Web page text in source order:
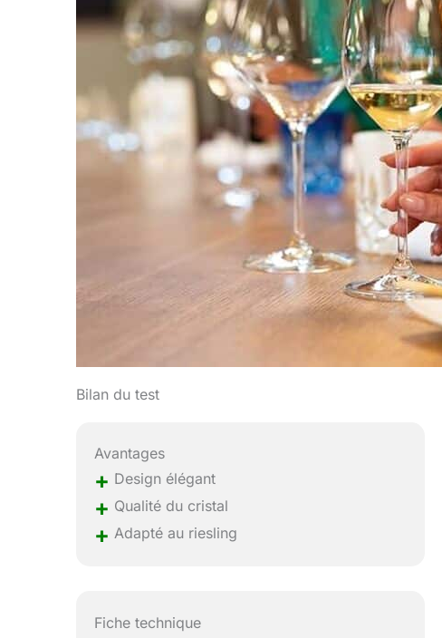
Bilan du test
Avantages
+ Design élégant
+ Qualité du cristal
+ Adapté au riesling
Fiche technique